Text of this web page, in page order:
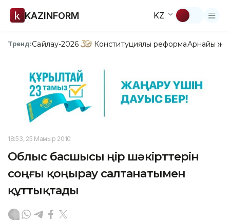
KAZINFORM KZ
Тренд:Сайлау-2026 Конституциялық реформаАрнайы
18:53, 25 Мамыр 2010
Облыс басшысы өңір шәкірттерін
соңғы қоңырау салтанатымен
құттықтады